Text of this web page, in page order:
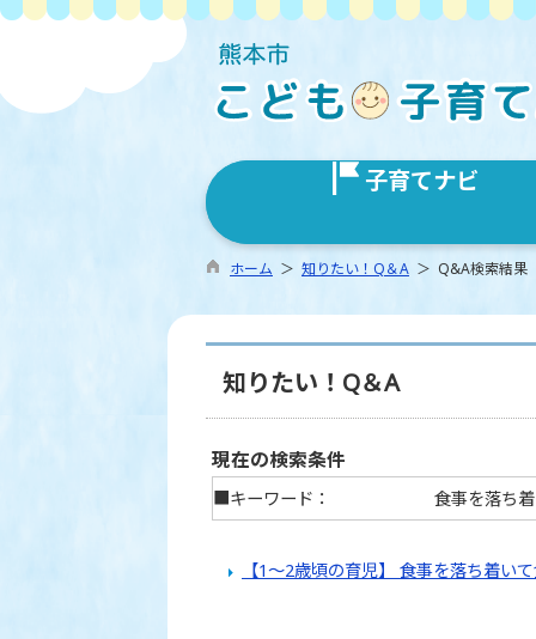
子育てナビ
ホーム ＞ 知りたい！Q＆A ＞ Q&A検索結果
知りたい！Q＆A
現在の検索条件
■キーワード： 食事を落ち
【1～2歳頃の育児】 食事を落ち着い